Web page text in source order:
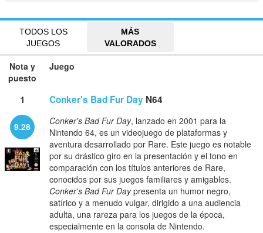
TODOS LOS
JUEGOS
MÁS
VALORADOS
Nota y
puesto
Juego
1 Conker's Bad Fur Day N64
9.28 Conker's Bad Fur Day, lanzado en 2001 para la
Nintendo 64, es un videojuego de plataformas y
aventura desarrollado por Rare. Este juego es notable
por su drástico giro en la presentación y el tono en
comparación con los títulos anteriores de Rare,
conocidos por sus juegos familiares y amigables.
Conker's Bad Fur Daypresenta un humor negro,
satírico y a menudo vulgar, dirigido a una audiencia
adulta, una rareza para los juegos de la época,
especialmente en la consola de Nintendo.